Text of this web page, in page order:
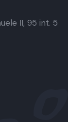
II, 95 int. 5